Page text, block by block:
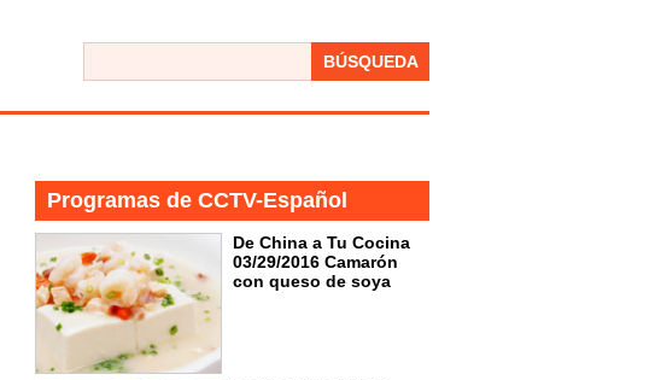
BÚSQUEDA
Programas de CCTV-Español
De China a Tu Cocina
03/29/2016 Camarón
con queso de soya